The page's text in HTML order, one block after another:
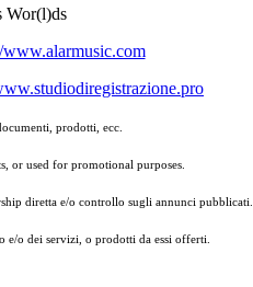
Wor(l)ds
www.alarmusic.com
prodotti, ecc.
or used for promotional purposes.
diretta e/o controllo sugli annunci pubblicati.
e/o dei servizi, o prodotti da essi offerti.